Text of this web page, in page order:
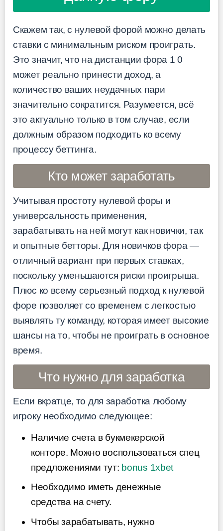
Скажем так, с нулевой форой можно делать
ставки с минимальным риском проиграть.
Это значит, что на дистанции фора 1 0
может реально принести доход, а
количество ваших неудачных пари
значительно сократится. Разумеется, всё
это актуально только в том случае, если
должным образом подходить ко всему
процессу беттинга.
Кто может заработать
Учитывая простоту нулевой форы и
универсальность применения,
зарабатывать на ней могут как новички, так
и опытные бетторы. Для новичков фора —
отличный вариант при первых ставках,
поскольку уменьшаются риски проигрыша.
Плюс ко всему серьезный подход к нулевой
форе позволяет со временем с легкостью
выявлять ту команду, которая имеет высокие
шансы на то, чтобы не проиграть в основное
время.
Что нужно для заработка
Если вкратце, то для заработка любому
игроку необходимо следующее:
Наличие счета в букмекерской
конторе. Можно воспользоваться спец
предложениями тут: bonus 1xbet
Необходимо иметь денежные
средства на счету.
Чтобы зарабатывать, нужно